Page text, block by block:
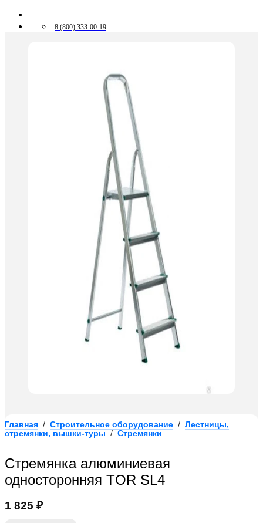
8 (800) 333-00-19
Главная / Строительное оборудование / Лестницы,
стремянки, вышки-туры
/ Стремянки
Стремянка алюминиевая
односторонняя TOR SL4
1 825 ₽